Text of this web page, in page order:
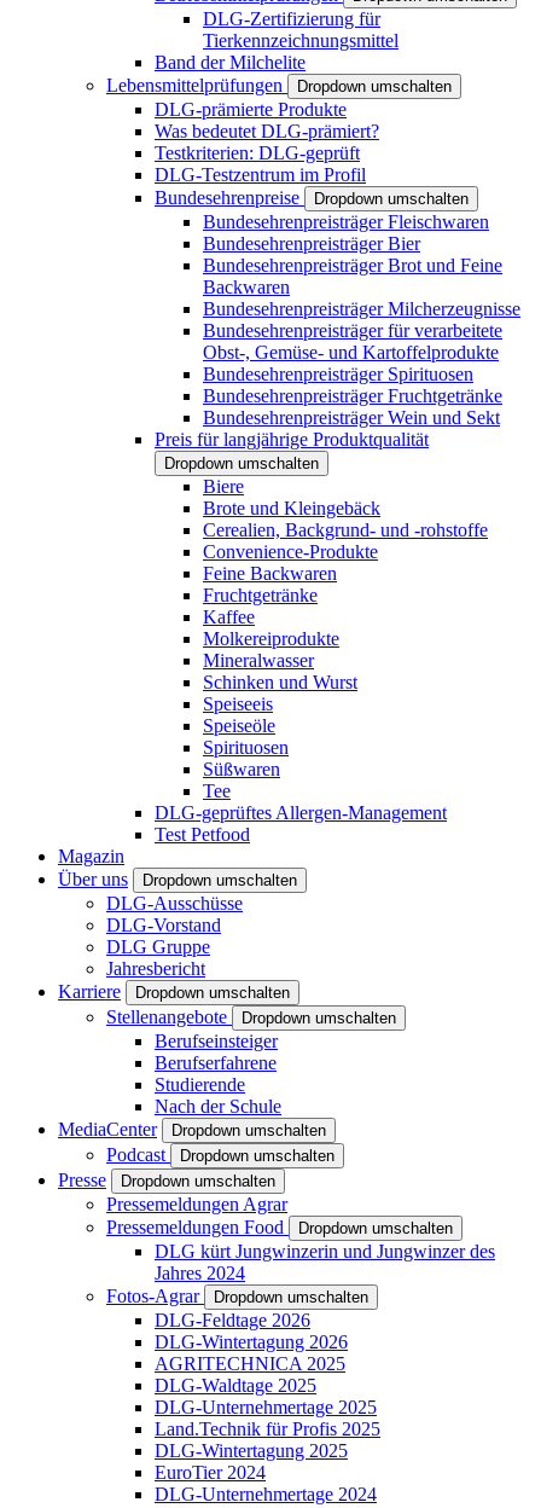
DLG-Zertifizierung für
Tierkennzeichnungsmittel
Band der Milchelite
Lebensmittelprüfungen
Dropdown umschalten
DLG-prämierte Produkte
Was bedeutet DLG-prämiert?
Testkriterien: DLG-geprüft
DLG-Testzentrum im Profil
Bundesehrenpreise
Dropdown umschalten
Bundesehrenpreisträger Fleischwaren
Bundesehrenpreisträger Bier
Bundesehrenpreisträger Brot und Feine
Backwaren
Bundesehrenpreisträger Milcherzeugnisse
Bundesehrenpreisträger für verarbeitete
Obst-, Gemüse- und Kartoffelprodukte
Bundesehrenpreisträger Spirituosen
Bundesehrenpreisträger Fruchtgetränke
Bundesehrenpreisträger Wein und Sekt
Preis für langjährige Produktqualität
Dropdown umschalten
Biere
Brote und Kleingebäck
Cerealien, Backgrund- und -rohstoffe
Convenience-Produkte
Feine Backwaren
Fruchtgetränke
Kaffee
Molkereiprodukte
Mineralwasser
Schinken und Wurst
Speiseeis
Speiseöle
Spirituosen
Süßwaren
Tee
DLG-geprüftes Allergen-Management
Test Petfood
Magazin
Über uns
Dropdown umschalten
DLG-Ausschüsse
DLG-Vorstand
DLG Gruppe
Jahresbericht
Karriere
Dropdown umschalten
Stellenangebote Dropdown umschalten
Berufseinsteiger
Berufserfahrene
Studierende
Nach der Schule
MediaCenter
Dropdown umschalten
Podcast Dropdown umschalten
Presse Dropdown umschalten
Pressemeldungen Agrar
Pressemeldungen Food
Dropdown umschalten
DLG kürt Jungwinzerin und Jungwinzer des
Jahres 2024
Fotos-Agrar
Dropdown umschalten
DLG-Feldtage 2026
DLG-Wintertagung 2026
AGRITECHNICA 2025
DLG-Waldtage 2025
DLG-Unternehmertage 2025
Land.Technik für Profis 2025
DLG-Wintertagung 2025
EuroTier 2024
DLG-Unternehmertage 2024